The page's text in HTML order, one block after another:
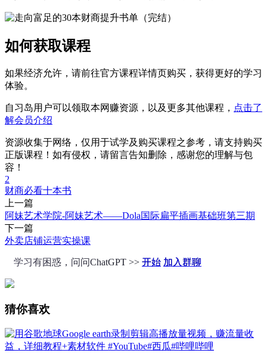
如何获取课程
如果经济允许，请前往官方课程详情页购买，获得更好的学习
体验。
自习岛用户可以领取本网赚资源，以及更多其他课程， 点击了
解会员介绍
资源收集于网络，仅用于试学及购买课程之参考，请支持购买
正版课程！如有侵权，请留言告知删除，感谢您的理解与包
容！
2
财商必看十本书
上一篇
阿妹艺术学院-阿妹艺术——Dola国际扁平插画基础班第三期
下一篇
外卖店铺运营实操课
学习有困惑，问问ChatGPT >> 开始 加入群聊
猜你喜欢